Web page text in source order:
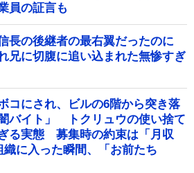
員の証言も
長の後継者の最右翼だったのに
兄に切腹に追い込まれた無惨すぎ
コにされ、ビルの6階から突き落
バイト」 トクリュウの使い捨て
る実態 募集時の約束は「月収
織に入った瞬間、「お前たち